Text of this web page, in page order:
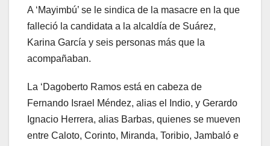
A ‘Mayimbú’ se le sindica de la masacre en la que
falleció la candidata a la alcaldía de Suárez,
Karina García y seis personas más que la
acompañaban.
La ‘Dagoberto Ramos está en cabeza de
Fernando Israel Méndez, alias el Indio, y Gerardo
Ignacio Herrera, alias Barbas, quienes se mueven
entre Caloto, Corinto, Miranda, Toribio, Jambaló e